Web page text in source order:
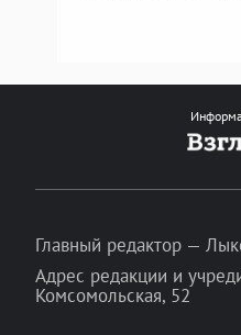
Главный редактор —
Адрес редакции и
Комсомольская, 52